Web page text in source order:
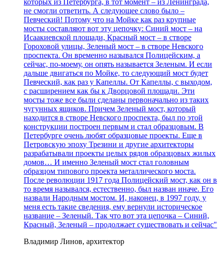
не смогли ответить. А следующее слово было –
Певческий! Потому что на Мойке как раз крупные
мосты составляют вот эту цепочку: Синий мост – на
Исаакиевской площади, Красный мост – в створе
Гороховой улицы, Зеленый мост – в створе Невского
проспекта. Он временно назывался Полицейским, а
сейчас, по-моему, он опять называется Зеленым. И если
дальше двигаться по Мойке, то следующий мост будет
Певческий, как раз у Капеллы. От Капеллы, с выходом,
с расширением как бы к Дворцовой площади. Эти
мосты тоже все были сделаны первоначально из таких
чугунных ящиков. Причем Зеленый мост, который
находится в створе Невского проспекта, был по этой
конструкции построен первым и стал образцовым. В
Петербурге очень любят образцовые проекты. Еще в
Петровскую эпоху Трезини и другие архитекторы
разрабатывали проекты целых рядов образцовых жилых
домов… И именно Зеленый мост стал головным
образцом типового проекта металлического моста.
После революции 1917 года Полицейский мост, как он в
то время назывался, естественно, был назван иначе. Его
назвали Народным мостом. И, наконец, в 1997 году, у
меня есть такие сведения, ему вернули историческое
название – Зеленый. Так что вот эта цепочка – Синий,
Красный, Зеленый – продолжает существовать и сейчас"
Владимир Линов, архитектор